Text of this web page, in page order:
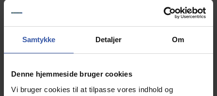
Samtykke Detaljer Om
Denne hjemmeside bruger cookies
Vi bruger cookies til at tilpasse vores indhold og